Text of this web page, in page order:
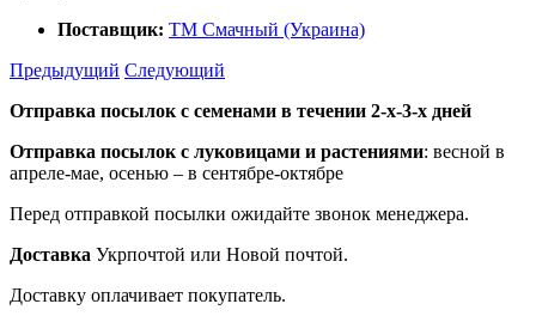
Поставщик: ТМ Смачный (Украина)
Предыдущий Следующий
Отправка посылок с семенами в течении 2-х-3-х дней
Отправка посылок с луковицами и растениями: весной в
апреле-мае, осенью – в сентябре-октябре
Перед отправкой посылки ожидайте звонок менеджера.
Доставка Укрпочтой или Новой почтой.
Доставку оплачивает покупатель.